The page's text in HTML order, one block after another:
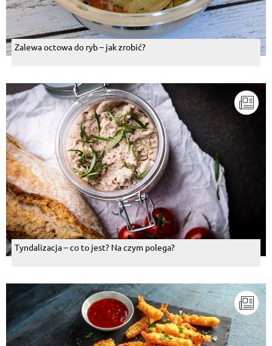
Zalewa octowa do ryb – jak zrobić?
Tyndalizacja – co to jest? Na czym polega?